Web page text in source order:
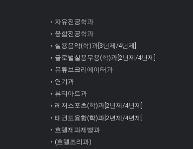
자유전공학과
융합전공학과
실용음악(학)과[3년제/4년제]
글로벌실용무용(학)과[2년제/4년제]
유튜브크리에이터과
연기과
뷰티아트과
레저스포츠(학)과[2년제/4년제]
태권도융합(학)과[2년제/4년제]
호텔제과제빵과
(호텔조리과)